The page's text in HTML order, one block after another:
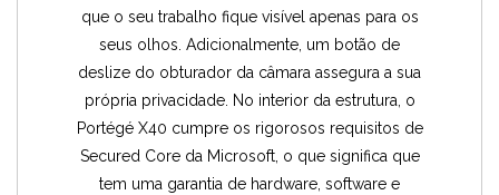
que o seu trabalho fique visível apenas para os
seus olhos. Adicionalmente, um botão de
deslize do obturador da câmara assegura a sua
própria privacidade. No interior da estrutura, o
Portégé X40 cumpre os rigorosos requisitos de
Secured Core da Microsoft, o que significa que
tem uma garantia de hardware, software e